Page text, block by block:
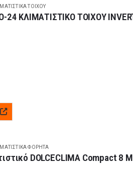
ΤΟΊΧΟΥ
BTU
ΦΟΡΗΤΆ
DOLCECLIMA Compact 8 M